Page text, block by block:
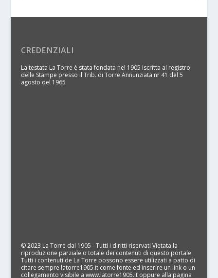
CREDENZIALI
La testata La Torre è stata fondata nel 1905 Iscritta al registro
delle Stampe presso il Trib. di Torre Annunziata nr 41 del 5
agosto del 1965
© 2023 La Torre dal 1905 - Tutti i diritti riservati Vietata la
riproduzione parziale o totale dei contenuti di questo portale
Tutti i contenuti de La Torre possono essere utilizzati a patto di
citare sempre latorre1905.it come fonte ed inserire un link o un
collegamento visibile a www.latorre1905.it oppure alla pagina